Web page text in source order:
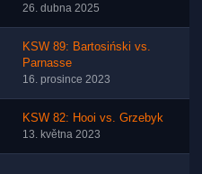
26. dubna 2025
KSW 89: Bartosiński vs.
Parnasse
16. prosince 2023
KSW 82: Hooi vs. Grzebyk
13. května 2023